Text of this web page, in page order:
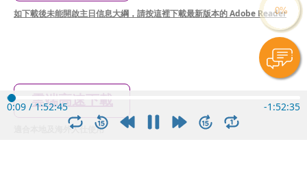
如下載後未能開啟主日信息大綱，請按這裡下載最新版本的 Adobe Reader
雲端高速下載
適合本地及海外人仕使用
0:10 /1:52:45 -1:52:34